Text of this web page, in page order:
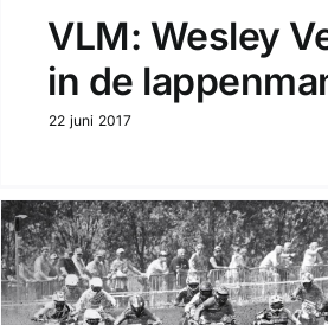
VLM: Wesley
in de
22 juni 2017